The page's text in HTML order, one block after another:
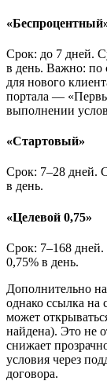
Срок: до 7 дней.
в день. Важно: по
для нового
портала —
выполнении
«Стартовый»
Срок: 7–28 дней.
в день.
«Целевой 0,75»
Срок: 7–168
0,75% в день.
Дополнительно
однако ссылка на
может
найдена). Это не
снижает
условия через
договора.